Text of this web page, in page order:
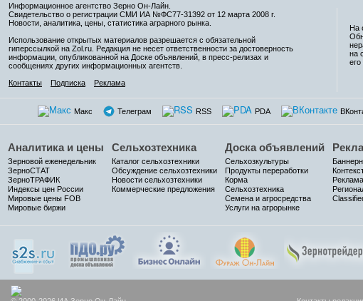
Информационное агентство Зерно Он-Лайн
Свидетельство о регистрации СМИ ИА №ФС77-31392 от 12 марта 2008 г.
Новости, аналитика, цены, статистика аграрного рынка.
Использование открытых материалов разрешается с обязательной
гиперссылкой на Zol.ru. Редакция не несет ответственности за достоверность
информации, опубликованной на Доске объявлений, в пресс-релизах и
сообщениях других информационных агентств.
Контакты
Подписка Реклама
На
на
Макс Телеграм RSS PDA
Аналитика и цены
Зерновой еженедельник
ЗерноСТАТ
ЗерноТРАФИК
Индексы цен России
Мировые цены FOB
Мировые биржи
Сельхозтехника
Каталог сельхозтехники
Обсуждение сельхозтехники
Новости сельхозтехники
Коммерческие предложения
Доска объявлений
Сельхозкультуры
Продукты переработки
Корма
Сельхозтехника
Семена и агросредства
Услуги на агрорынке